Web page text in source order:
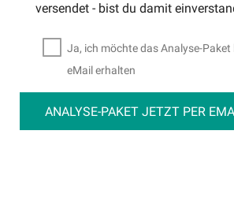
versendet - bist du damit
Ja, ich möchte das Analyse-
eMail erhalten
ANALYSE-PAKET JETZT PER